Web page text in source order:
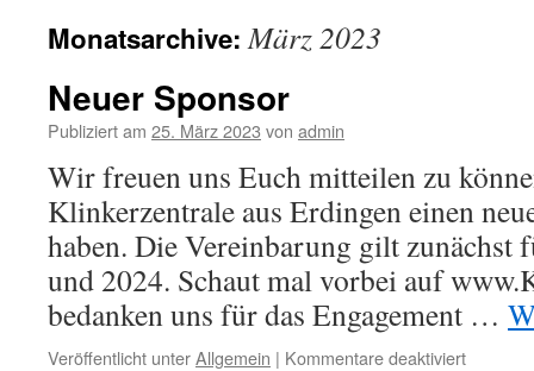
Monatsarchive:März 2023
Neuer Sponsor
Publiziert am 25. März 2023 von admin
Wir freuen uns Euch mitteilen zu
Klinkerzentrale aus Erdingen einen
haben. Die Vereinbarung gilt zunächst
und 2024. Schaut mal vorbei auf
bedanken uns für das Engagement …
Veröffentlicht unterAllgemein | Kommentare deaktiviertfür